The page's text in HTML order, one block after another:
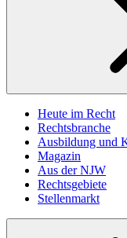
Heute im Recht
Rechtsbranche
Ausbildung und
Magazin
Aus der NJW
Rechtsgebiete
Stellenmarkt